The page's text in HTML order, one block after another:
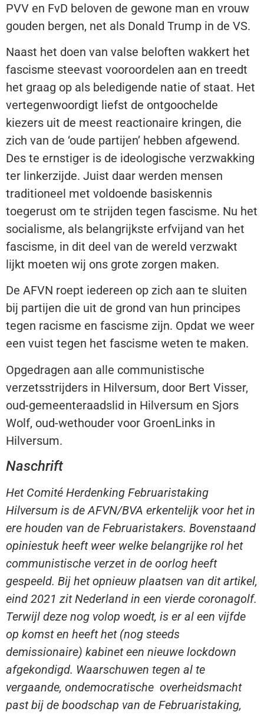
PVV en FvD beloven de gewone man en vrouw
gouden bergen, net als Donald Trump in de VS.
Naast het doen van valse beloften wakkert het
fascisme steevast vooroordelen aan en treedt
het graag op als beledigende natie of staat. Het
vertegenwoordigt liefst de ontgoochelde
kiezers uit de meest reactionaire kringen, die
zich van de ‘oude partijen’ hebben afgewend.
Des te ernstiger is de ideologische verzwakking
ter linkerzijde. Juist daar werden mensen
traditioneel met voldoende basiskennis
toegerust om te strijden tegen fascisme. Nu het
socialisme, als belangrijkste erfvijand van het
fascisme, in dit deel van de wereld verzwakt
lijkt moeten wij ons grote zorgen maken.
De AFVN roept iedereen op zich aan te sluiten
bij partijen die uit de grond van hun principes
tegen racisme en fascisme zijn. Opdat we weer
een vuist tegen het fascisme weten te maken.
Opgedragen aan alle communistische
verzetsstrijders in Hilversum, door Bert Visser,
oud-gemeenteraadslid in Hilversum en Sjors
Wolf, oud-wethouder voor GroenLinks in
Hilversum.
Naschrift
Het Comité Herdenking Februaristaking
Hilversum is de AFVN/BVA erkentelijk voor het in
ere houden van de Februaristakers. Bovenstaand
opiniestuk heeft weer welke belangrijke rol het
communistische verzet in de oorlog heeft
gespeeld. Bij het opnieuw plaatsen van dit artikel,
eind 2021 zit Nederland in een vierde coronagolf.
Terwijl deze nog volop woedt, is er al een vijfde
op komst en heeft het (nog steeds
demissionaire) kabinet een nieuwe lockdown
afgekondigd. Waarschuwen tegen al te
vergaande, ondemocratische overheidsmacht
past bij de boodschap van de Februaristaking,